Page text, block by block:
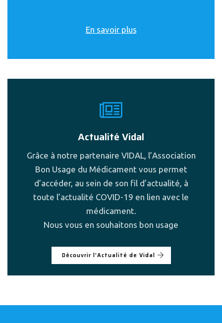
En savoir plus
Actualité Vidal
Grâce à notre partenaire VIDAL, l’Association
Bon Usage du Médicament vous permet
d’accéder, au sein de son fil d’actualité, à
toute l’actualité COVID-19 en lien avec le
médicament.
Nous vous en souhaitons bon usage
Découvrir l'Actualité de Vidal